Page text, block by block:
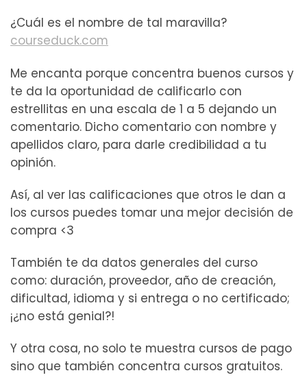
¿Cuál es el nombre de tal maravilla?
courseduck.com
Me encanta porque concentra buenos cursos y
te da la oportunidad de calificarlo con
estrellitas en una escala de 1 a 5 dejando un
comentario. Dicho comentario con nombre y
apellidos claro, para darle credibilidad a tu
opinión.
Así, al ver las calificaciones que otros le dan a
los cursos puedes tomar una mejor decisión de
compra <3
También te da datos generales del curso
como: duración, proveedor, año de creación,
dificultad, idioma y si entrega o no certificado;
¡¿no está genial?!
Y otra cosa, no solo te muestra cursos de pago
sino que también concentra cursos gratuitos.